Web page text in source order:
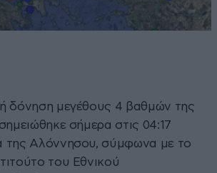
δόνηση μεγέθους 4 βαθμών της
σήμερα στις 04:17
της Αλόννησου, σύμφωνα με το
του Εθνικού